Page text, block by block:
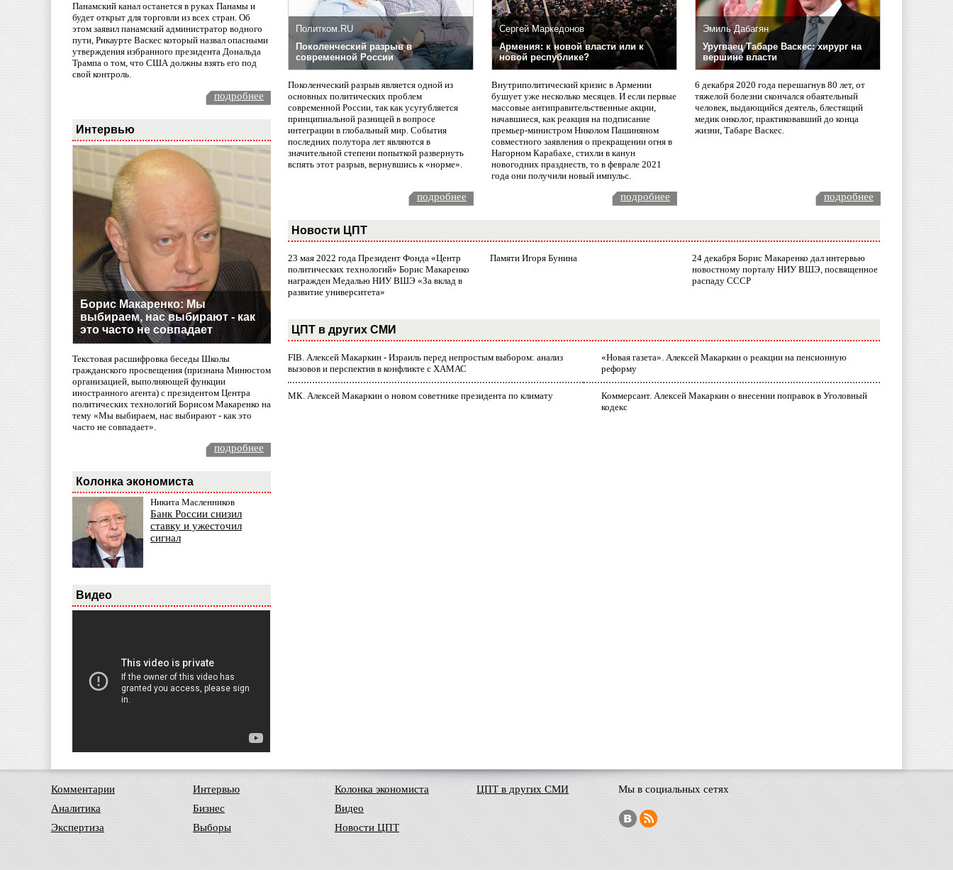
Панамский канал останется в руках Панамы и
будет открыт для торговли из всех стран. Об
этом заявил панамский администратор водного
пути, Рикаурте Васкес который назвал опасными
утверждения избранного президента Дональда
Трампа о том, что США должны взять его под
свой контроль.
подробнее
Интервью
Борис Макаренко: Мы
выбираем, нас выбирают - как
это часто не совпадает
Текстовая расшифровка беседы Школы
гражданского просвещения (признана Минюстом
организацией, выполняющей функции
иностранного агента) с президентом Центра
политических технологий Борисом Макаренко на
тему «Мы выбираем, нас выбирают - как это
часто не совпадает».
подробнее
Колонка экономиста
Никита Масленников
Банк России снизил
ставку и ужесточил
сигнал
Видео
Политком.RU
Поколенческий разрыв в
современной России
Поколенческий разрыв является одной из
основных политических проблем
современной России, так как усугубляется
принципиальной разницей в вопросе
интеграции в глобальный мир. События
последних полутора лет являются в
значительной степени попыткой развернуть
вспять этот разрыв, вернувшись к «норме».
Сергей Маркедонов
Армения: к новой власти или к
новой республике?
Внутриполитический кризис в Армении
бушует уже несколько месяцев. И если первые
массовые антиправительственные акции,
начавшиеся, как реакция на подписание
премьер-министром Николом Пашиняном
совместного заявления о прекращении огня в
Нагорном Карабахе, стихли в канун
новогодних празднеств, то в феврале 2021
года они получили новый импульс.
Эмиль Дабагян
Уругваец Табаре Васкес: хирург на
вершине власти
6 декабря 2020 года перешагнув 80 лет, от
тяжелой болезни скончался обаятельный
человек, выдающийся деятель, блестящий
медик онколог, практиковавший до конца
жизни, Табаре Васкес.
подробнее подробнее подробнее
Новости ЦПТ
23 мая 2022 года Президент Фонда «Центр
политических технологий» Борис Макаренко
награжден Медалью НИУ ВШЭ «За вклад в
развитие университета»
Памяти Игоря Бунина
24 декабря Борис Макаренко дал интервью
новостному порталу НИУ ВШЭ, посвященное
распаду СССР
ЦПТ в других СМИ
FIB. Алексей Макаркин - Израиль перед непростым выбором: анализ
вызовов и перспектив в конфликте с ХАМАС
«Новая газета». Алексей Макаркин о реакции на пенсионную
реформу
МК. Алексей Макаркин о новом советнике президента по климату
Коммерсант. Алексей Макаркин о внесении поправок в Уголовный
кодекс
Комментарии
Аналитика
Экспертиза
Интервью
Бизнес
Выборы
Колонка экономиста
Видео
Новости ЦПТ
ЦПТ в других СМИ Мы в социальных сетях